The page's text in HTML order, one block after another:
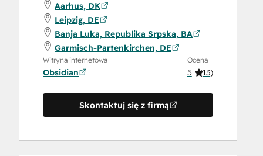
Aarhus, DK
Leipzig, DE
Banja Luka, Republika Srpska, BA
Garmisch-Partenkirchen, DE
Witryna internetowa
Obsidian
Ocena
5 (13)
Skontaktuj się z firmą